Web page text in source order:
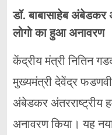
डॉ. बाबासाहेब अंबेडकर
लोगो का हुआ अनावरण
केंद्रीय मंत्री नितिन
मुख्यमंत्री देवेंद्र
अंबेडकर अंतरराष्ट्रीय
अनावरण किया। यह